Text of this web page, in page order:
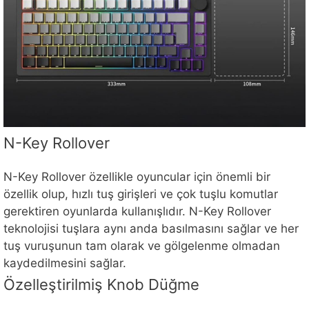
N-Key Rollover
N-Key Rollover özellikle oyuncular için önemli bir
özellik olup, hızlı tuş girişleri ve çok tuşlu komutlar
gerektiren oyunlarda kullanışlıdır. N-Key Rollover
teknolojisi tuşlara aynı anda basılmasını sağlar ve her
tuş vuruşunun tam olarak ve gölgelenme olmadan
kaydedilmesini sağlar.
Özelleştirilmiş Knob Düğme